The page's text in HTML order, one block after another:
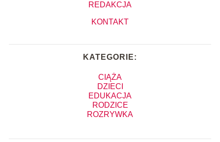
REDAKCJA
KONTAKT
KATEGORIE:
CIĄŻA
DZIECI
EDUKACJA
RODZICE
ROZRYWKA